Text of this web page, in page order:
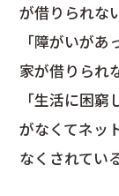
が借りられな
「障がいがあ
家が借りられ
「生活に困
がなくてネッ
なくされてい